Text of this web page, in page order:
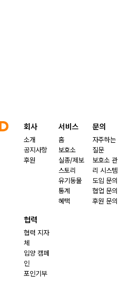
회사
소개
공지사항
후원
서비스
홈
보호소
실종/제보
스토리
유기동물
통계
혜택
문의
자주하는
질문
보호소 관
리 시스템
도입 문의
협업 문의
후원 문의
협력
협력 지자
체
입양 캠페
인
포인기부